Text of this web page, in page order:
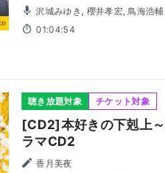
沢城みゆき, 櫻井孝宏, 鳥海浩輔, 藤原夏海, 小原好美, 長谷川暖, 武内駿輔, 堀江瞬, 伊達忠智, 田丸篤志, 浅
野真澄, 中根久美子, 浜田賢二, 鳴
01:04:54
聴き放題対象 チケット対象
[CD2]本好きの下剋上
ラマCD2
香月美夜